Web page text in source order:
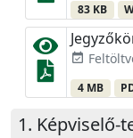
83 KB
event_available
4 MB
Képviselő-